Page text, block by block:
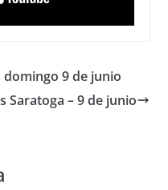
domingo 9 de junio
Saratoga – 9 de junio